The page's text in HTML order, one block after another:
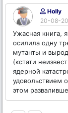
Holly
20-08-
Ужасная книга,
осилила одну
мутанты и
(кстати
ядерной
удовольствием
этом